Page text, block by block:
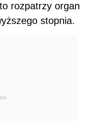
to rozpatrzy organ
stopnia.